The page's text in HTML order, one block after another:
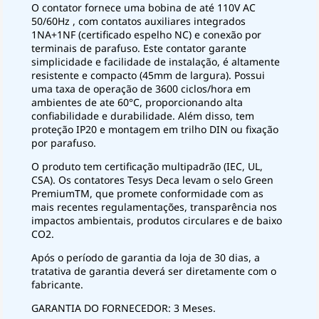
O contator fornece uma bobina de até 110V AC
50/60Hz , com contatos auxiliares integrados
1NA+1NF (certificado espelho NC) e conexão por
terminais de parafuso. Este contator garante
simplicidade e facilidade de instalação, é altamente
resistente e compacto (45mm de largura). Possui
uma taxa de operação de 3600 ciclos/hora em
ambientes de ate 60°C, proporcionando alta
confiabilidade e durabilidade. Além disso, tem
proteção IP20 e montagem em trilho DIN ou fixação
por parafuso.
O produto tem certificação multipadrão (IEC, UL,
CSA). Os contatores Tesys Deca levam o selo Green
PremiumTM, que promete conformidade com as
mais recentes regulamentações, transparência nos
impactos ambientais, produtos circulares e de baixo
CO2.
Após o período de garantia da loja de 30 dias, a
tratativa de garantia deverá ser diretamente com o
fabricante.
GARANTIA DO FORNECEDOR: 3 Meses.